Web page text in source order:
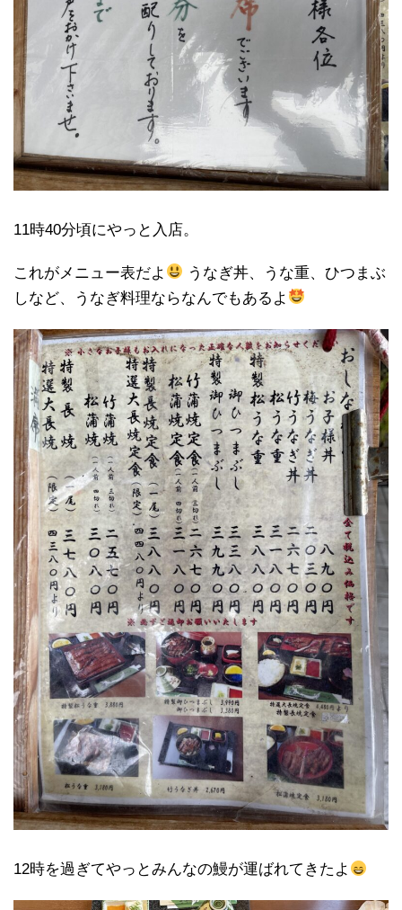
11時40分頃にやっと入店。
これがメニュー表だよ
うなぎ丼、うな重、ひつまぶ
しなど、うなぎ料理ならなんでもあるよ
12時を過ぎてやっとみんなの鰻が運ばれてきたよ